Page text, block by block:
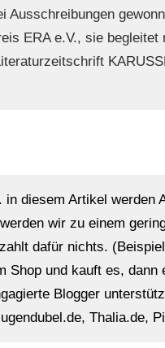
Ausschreibungen
ERA e.V., sie
in diesem Artikel
wir zu einem
dafür nichts.
Shop und kauft es,
Blogger
Thalia.de,